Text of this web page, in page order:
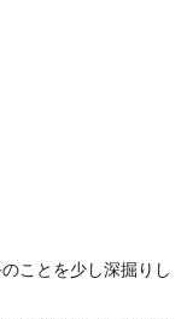
ことを少し深掘りし